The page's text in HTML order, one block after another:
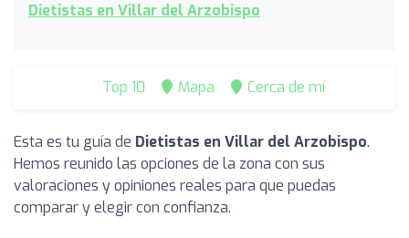
Dietistas en Villar del Arzobispo
Top 10 Mapa Cerca de mí
Esta es tu guía de Dietistas en Villar del Arzobispo.
Hemos reunido las opciones de la zona con sus
valoraciones y opiniones reales para que puedas
comparar y elegir con confianza.